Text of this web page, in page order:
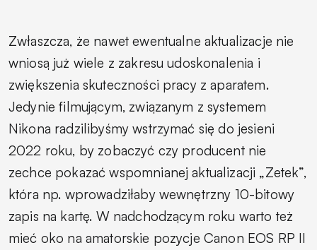
Zwłaszcza, że nawet ewentualne aktualizacje nie
wniosą już wiele z zakresu udoskonalenia i
zwiększenia skuteczności pracy z aparatem.
Jedynie filmującym, związanym z systemem
Nikona radzilibyśmy wstrzymać się do jesieni
2022 roku, by zobaczyć czy producent nie
zechce pokazać wspomnianej aktualizacji „Zetek”,
która np. wprowadziłaby wewnętrzny 10-bitowy
zapis na kartę. W nadchodzącym roku warto też
mieć oko na amatorskie pozycje Canon EOS RP II